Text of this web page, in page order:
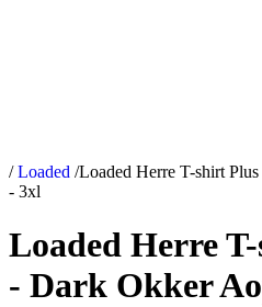
/ Loaded /Loaded Herre T-shirt
- 3xl
Loaded Herre
- Dark Okker